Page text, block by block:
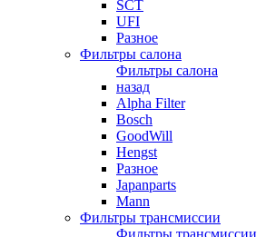
SCT
UFI
Разное
Фильтры салона
Фильтры салона
назад
Alpha Filter
Bosch
GoodWill
Hengst
Разное
Japanparts
Mann
Фильтры трансмиссии
Фильтры трансмиссии